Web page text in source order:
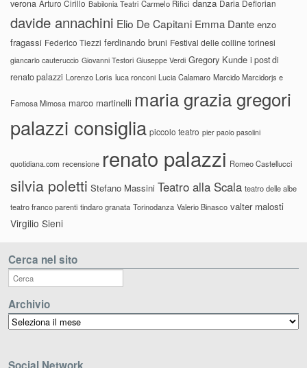
verona Arturo Cirillo Babilonia Teatri Carmelo Rifici danza Daria Deflorian
davide annachini Elio De Capitani Emma Dante enzo
fragassi Federico Tiezzi ferdinando bruni Festival delle colline torinesi
giancarlo cauteruccio Giovanni Testori Giuseppe Verdi Gregory Kunde i post di
renato palazzi Lorenzo Loris luca ronconi Lucia Calamaro Marcido Marcidorjs e
Famosa Mimosa marco martinelli maria grazia gregori
palazzi consiglia piccolo teatro pier paolo pasolini
quotidiana.com recensione renato palazzi Romeo Castellucci
silvia poletti Stefano Massini Teatro alla Scala teatro delle albe
teatro franco parenti tindaro granata Torinodanza Valerio Binasco valter malosti
Virgilio Sieni
Cerca nel sito
Archivio
Archivio
Social Network